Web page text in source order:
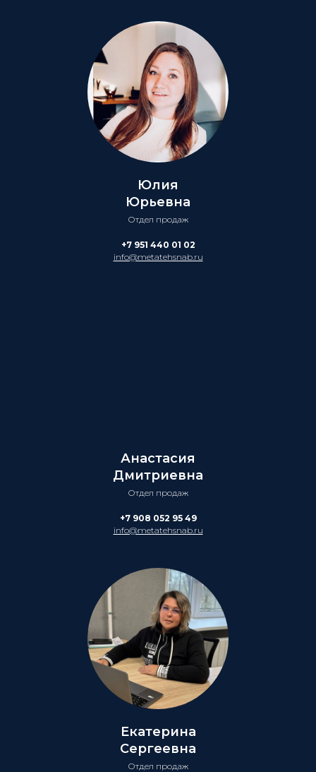
Юлия
Юрьевна
Отдел продаж
+7 951 440 01 02
info@metatehsnab.ru
Анастасия
Дмитриевна
Отдел продаж
+7 908 052 95 49
info@metatehsnab.ru
Екатерина
Сергеевна
Отдел продаж